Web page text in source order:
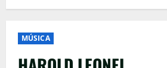
MÚSICA